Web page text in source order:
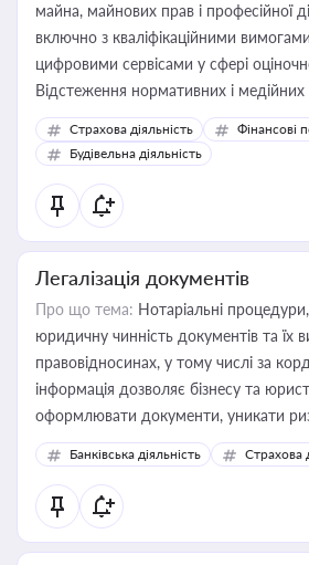
майна, майнових прав і професійної
включно з кваліфікаційними
цифровими сервісами у сфері
Відстеження нормативних і медійних
корисне для власника бізнесу,
бухгалтера під час оподаткування,
державного майна, корпоративних
статусу суб'єктів оціночної діяльності
Страхова діяльність
Фінансові
Будівельна діяльність
Легалізація документів
Про що тема: Нотаріальні
юридичну чинність документів та їх
правовідносинах, у тому числі за
інформація дозволяє бізнесу та
оформлювати документи, уникати
забезпечувати їх належне прийняття
контрагентами
Банківська діяльність Страхова